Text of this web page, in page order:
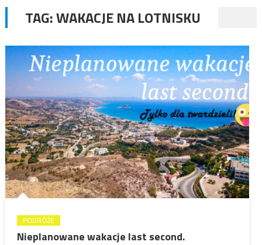
TAG:WAKACJE NA LOTNISKU
PODRÓŻE
Nieplanowane wakacje last second.